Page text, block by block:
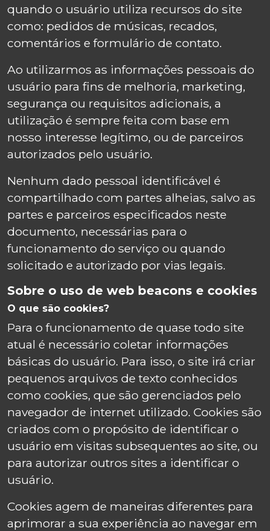
quando o usuário utiliza recursos do site
como: pedidos de músicas, recados,
comentários e formulário de contato.
Ao utilizarmos as informações pessoais do
usuário para fins de melhoria, marketing,
segurança ou requisitos adicionais, a
utilização é sempre feita com base em
nosso interesse legítimo, ou de parceiros
autorizados pelo usuário.
Nenhum dado pessoal identificável é
compartilhado com partes alheias, salvo as
partes e parceiros especificados neste
documento, necessárias para o
funcionamento do serviço ou quando
solicitado e autorizado por vias legais.
Sobre o uso de web beacons e cookies
O que são cookies?
Para o funcionamento de quase todo site
atual é necessário coletar informações
básicas do usuário. Para isso, o site irá criar
pequenos arquivos de texto conhecidos
como cookies, que são gerenciados pelo
navegador de internet utilizado. Cookies são
criados com o propósito de identificar o
usuário em visitas subsequentes ao site, ou
para autorizar outros sites a identificar o
usuário.
Cookies agem de maneiras diferentes para
aprimorar a sua experiência ao navegar em